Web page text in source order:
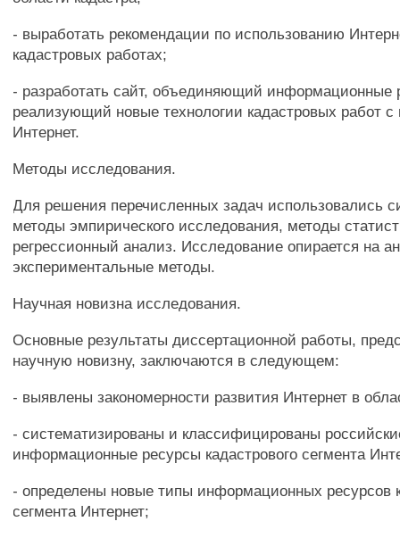
- выработать рекомендации по использованию
кадастровых работах;
- разработать сайт, объединяющий информационные
реализующий новые технологии кадастровых работ с
Интернет.
Методы исследования.
Для решения перечисленных задач использовались
методы эмпирического исследования, методы
регрессионный анализ. Исследование опирается на
экспериментальные методы.
Научная новизна исследования.
Основные результаты диссертационной работы,
научную новизну, заключаются в следующем:
- выявлены закономерности развития Интернет в
- систематизированы и классифицированы
информационные ресурсы кадастрового сегмента
- определены новые типы информационных ресурсов
сегмента Интернет;